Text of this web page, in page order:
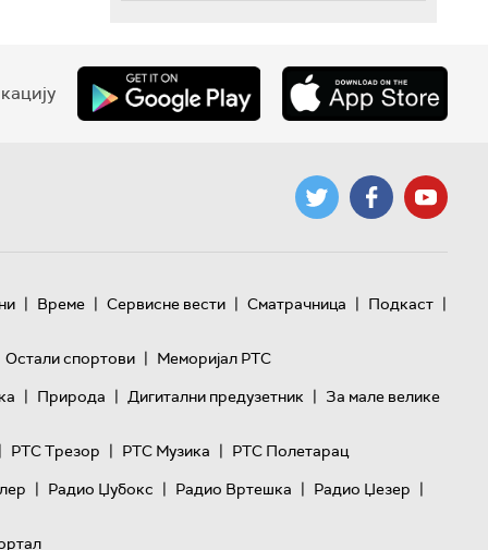
| Време | Сервисне вести | Сматрачница | Подкаст |
Остали спортови | Меморијал РТС
| Природа | Дигитални предузетник | За мале велике
РТС Трезор | РТС Музика | РТС Полетарац
| Радио Џубокс | Радио Вртешка | Радио Џезер |